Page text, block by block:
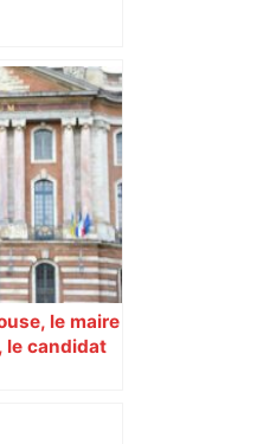
à
critiques,
avec
de
le maire
le candidat